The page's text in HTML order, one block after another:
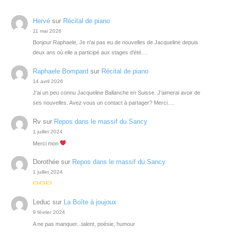
Hervésur Récital de piano
11 mai 2026
Bonjour Raphaele, Je n'ai pas eu de nouvelles de Jacqueline depuis
deux ans où elle a participé aux stages d'été.…
Raphaele Bompard sur Récital de piano
14 avril 2026
J'ai un peu connu Jacqueline Ballanche en Suisse. J'aimerai avoir de
ses nouvelles. Avez vous un contact à partager? Merci.…
Rvsur Repos dans le massif du Sancy
1 juillet 2024
Merci mon
Dorothéesur Repos dans le massif du Sancy
1 juillet 2024
Leduc sur La Boîte à joujoux
9 février 2024
A ne pas manquer...talent, poésie, humour